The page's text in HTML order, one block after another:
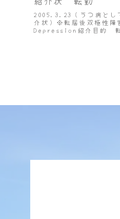
2005.3.23（うつ病とし
介状）※転居後双極性
Depression紹介目的
ついて病歴要約 S38